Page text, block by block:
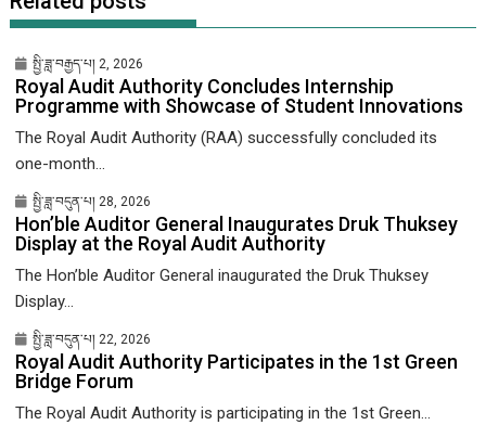
སྤྱི་ཟླ་བརྒྱད་པ། 2, 2026
Royal Audit Authority Concludes Internship
Programme with Showcase of Student Innovations
The Royal Audit Authority (RAA) successfully concluded its
one-month...
སྤྱི་ཟླ་བདུན་པ། 28, 2026
Hon’ble Auditor General Inaugurates Druk Thuksey
Display at the Royal Audit Authority
The Hon’ble Auditor General inaugurated the Druk Thuksey
Display...
སྤྱི་ཟླ་བདུན་པ། 22, 2026
Royal Audit Authority Participates in the 1st Green
Bridge Forum
The Royal Audit Authority is participating in the 1st Green...